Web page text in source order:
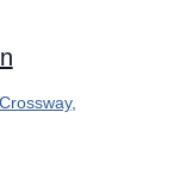
Crossway,